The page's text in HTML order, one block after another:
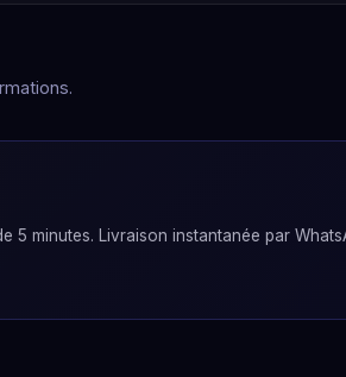
5 minutes. Livraison instantanée par